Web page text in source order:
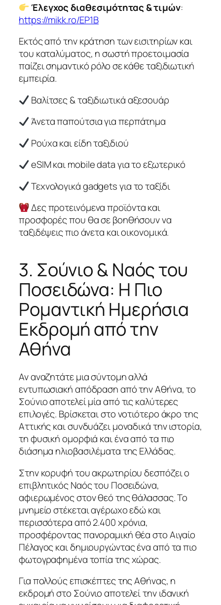
Έλεγχος διαθεσιμότητας & τιμών:
https://mikk.ro/EP1B
Εκτός από την κράτηση των εισιτηρίων και
του καταλύματος, η σωστή προετοιμασία
παίζει σημαντικό ρόλο σε κάθε ταξιδιωτική
εμπειρία.
Βαλίτσες & ταξιδιωτικά αξεσουάρ
Άνετα παπούτσια για περπάτημα
Ρούχα και είδη ταξιδιού
eSIM και mobile data για το εξωτερικό
Τεχνολογικά gadgets για το ταξίδι
Δες προτεινόμενα προϊόντα και
προσφορές που θα σε βοηθήσουν να
ταξιδέψεις πιο άνετα και οικονομικά.
3. Σούνιο & Ναός του
Ποσειδώνα: Η Πιο
Ρομαντική Ημερήσια
Εκδρομή από την
Αθήνα
Αν αναζητάτε μια σύντομη αλλά
εντυπωσιακή απόδραση από την Αθήνα, το
Σούνιο αποτελεί μία από τις καλύτερες
επιλογές. Βρίσκεται στο νοτιότερο άκρο της
Αττικής και συνδυάζει μοναδικά την ιστορία,
τη φυσική ομορφιά και ένα από τα πιο
διάσημα ηλιοβασιλέματα της Ελλάδας.
Στην κορυφή του ακρωτηρίου δεσπόζει ο
επιβλητικός Ναός του Ποσειδώνα,
αφιερωμένος στον θεό της θάλασσας. Το
μνημείο στέκεται αγέρωχο εδώ και
περισσότερα από 2.400 χρόνια,
προσφέροντας πανοραμική θέα στο Αιγαίο
Πέλαγος και δημιουργώντας ένα από τα πιο
φωτογραφημένα τοπία της χώρας.
Για πολλούς επισκέπτες της Αθήνας, η
εκδρομή στο Σούνιο αποτελεί την ιδανική